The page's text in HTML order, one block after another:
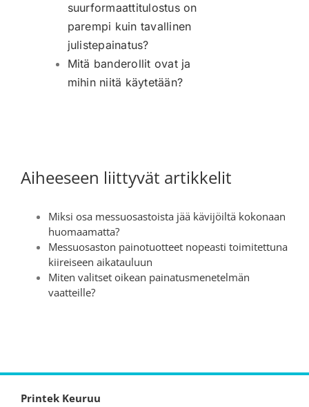
suurformaattitulostus on
parempi kuin tavallinen
julistepainatus?
Mitä banderollit ovat ja
mihin niitä käytetään?
Aiheeseen liittyvät artikkelit
Miksi osa messuosastoista jää kävijöiltä kokonaan
huomaamatta?
Messuosaston painotuotteet nopeasti toimitettuna
kiireiseen aikatauluun
Miten valitset oikean painatusmenetelmän
vaatteille?
Printek Keuruu